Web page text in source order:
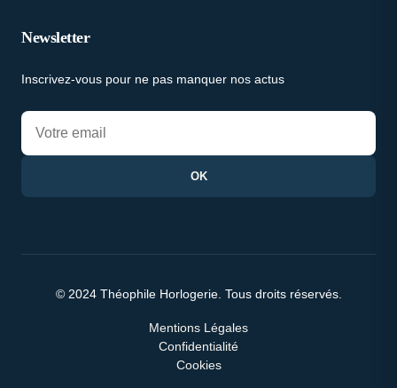
Newsletter
Inscrivez-vous pour ne pas manquer nos actus
OK
© 2024 Théophile Horlogerie. Tous droits réservés.
Mentions Légales
Confidentialité
Cookies